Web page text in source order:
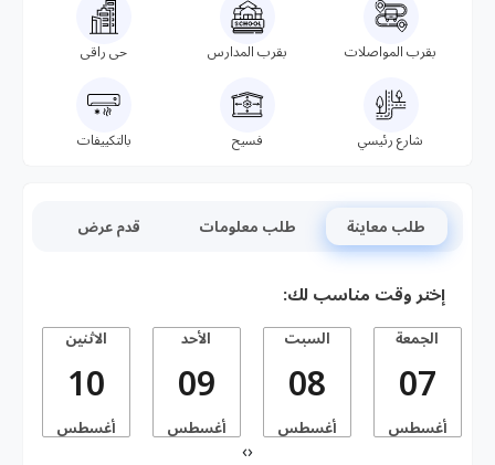
بقرب المواصلات بقرب المدارس حى راقى
شارع رئيسي فسيح بالتكييفات
طلب معاينة طلب معلومات قدم عرض
إختر وقت مناسب لك:
الجمعة
07
أغسطس
السبت
08
أغسطس
الأحد
09
أغسطس
الاثنين
10
أغسطس
‹
›